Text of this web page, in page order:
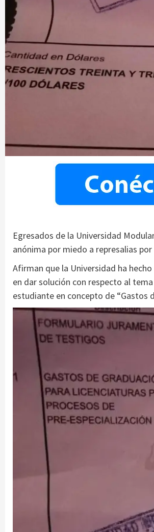
Egresados de la Universidad
anónima por miedo a represalias
Afirman que la Universidad ha
en dar solución con respecto al
estudiante en concepto de “Gastos